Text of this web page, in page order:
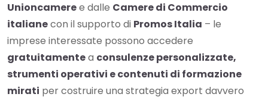
Unioncameree dalle Camere di Commercio
italianecon il supporto di Promos Italia – le
imprese interessate possono accedere
gratuitamentea consulenze personalizzate,
strumenti operativi e contenuti di formazione
mirati per costruire una strategia export davvero